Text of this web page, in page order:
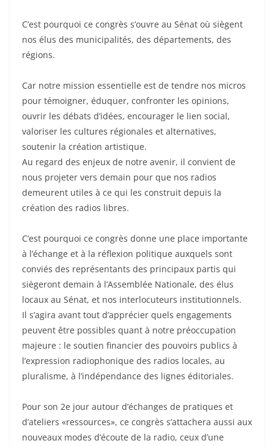
C’est pourquoi ce congrès s’ouvre au Sénat où siègent
nos élus des municipalités, des départements, des
régions.
Car notre mission essentielle est de tendre nos micros
pour témoigner, éduquer, confronter les opinions,
ouvrir les débats d’idées, encourager le lien social,
valoriser les cultures régionales et alternatives,
soutenir la création artistique.
Au regard des enjeux de notre avenir, il convient de
nous projeter vers demain pour que nos radios
demeurent utiles à ce qui les construit depuis la
création des radios libres.
C’est pourquoi ce congrès donne une place importante
à l’échange et à la réflexion politique auxquels sont
conviés des représentants des principaux partis qui
siègeront demain à l’Assemblée Nationale, des élus
locaux au Sénat, et nos interlocuteurs institutionnels.
Il s’agira avant tout d’apprécier quels engagements
peuvent être possibles quant à notre préoccupation
majeure : le soutien financier des pouvoirs publics à
l’expression radiophonique des radios locales, au
pluralisme, à l’indépendance des lignes éditoriales.
Pour son 2e jour autour d’échanges de pratiques et
d’ateliers «ressources», ce congrès s’attachera aussi aux
nouveaux modes d’écoute de la radio, ceux d’une